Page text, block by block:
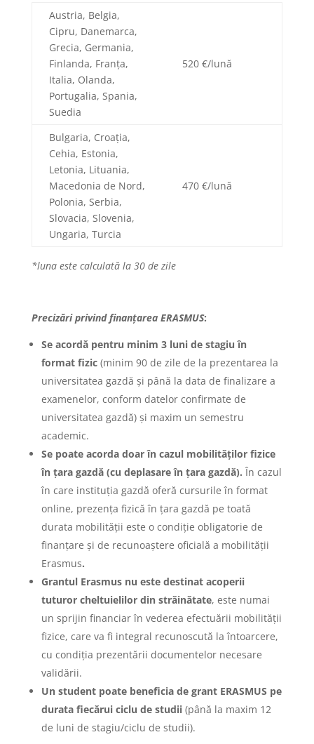
Austria, Belgia,
Cipru, Danemarca,
Grecia, Germania,
Finlanda, Franţa,
Italia, Olanda,
Portugalia, Spania,
Suedia
520 €/lună
Bulgaria, Croația,
Cehia, Estonia,
Letonia, Lituania,
Macedonia de Nord,
Polonia, Serbia,
Slovacia, Slovenia,
Ungaria, Turcia
470 €/lună
*luna este calculată la 30 de zile
Precizări privind finanțarea ERASMUS:
Se acordă pentru minim 3 luni de stagiu în
format fizic (minim 90 de zile de la prezentarea la
universitatea gazdă și până la data de finalizare a
examenelor, conform datelor confirmate de
universitatea gazdă) și maxim un semestru
academic.
Se poate acorda doar în cazul mobilităților fizice
în țara gazdă (cu deplasare în țara gazdă). În cazul
în care instituția gazdă oferă cursurile în format
online, prezența fizică în țara gazdă pe toată
durata mobilității este o condiție obligatorie de
finanțare și de recunoaștere oficială a mobilității
Erasmus.
Grantul Erasmus nu este destinat acoperii
tuturor cheltuielilor din străinătate, este numai
un sprijin financiar în vederea efectuării mobilității
fizice, care va fi integral recunoscută la întoarcere,
cu condiția prezentării documentelor necesare
validării.
Un student poate beneficia de grant ERASMUS pe
durata fiecărui ciclu de studii (până la maxim 12
de luni de stagiu/ciclu de studii).